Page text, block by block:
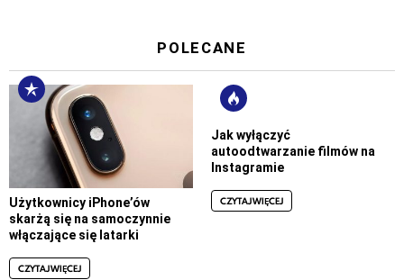
POLECANE
Użytkownicy iPhone’ów
skarżą się na samoczynnie
włączające się latarki
CZYTAJ WIĘCEJ
Jak wyłączyć
autoodtwarzanie filmów na
Instagramie
CZYTAJ WIĘCEJ